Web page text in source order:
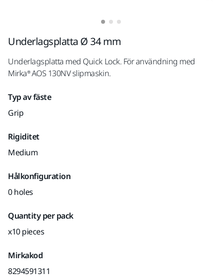
Underlagsplatta Ø 34 mm
Underlagsplatta med Quick Lock. För användning med
Mirka® AOS 130NV slipmaskin.
Typ av fäste
Grip
Rigiditet
Medium
Hålkonfiguration
0 holes
Quantity per pack
x10 pieces
Mirkakod
8294591311